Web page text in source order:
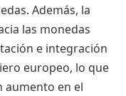
Además, la
las monedas
e integración
europeo, lo que
aumento en el